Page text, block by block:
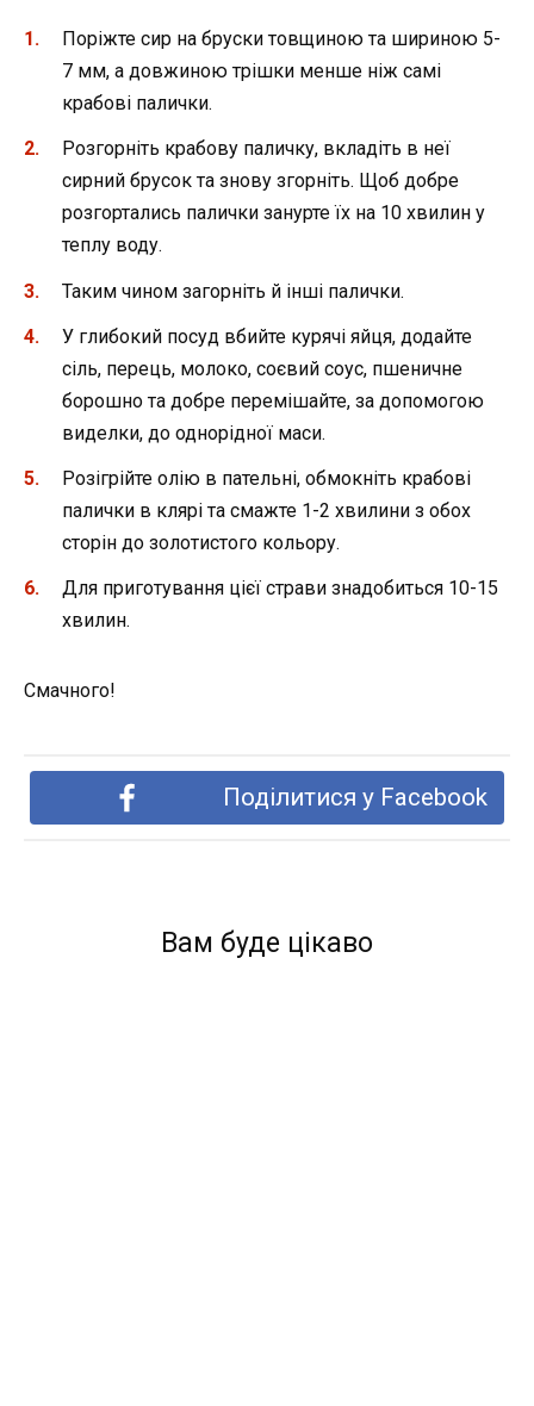
Поріжте сир на бруски товщиною та шириною 5-
7 мм, а довжиною трішки менше ніж самі
крабові палички.
Розгорніть крабову паличку, вкладіть в неї
сирний брусок та знову згорніть. Щоб добре
розгортались палички занурте їх на 10 хвилин у
теплу воду.
Таким чином загорніть й інші палички.
У глибокий посуд вбийте курячі яйця, додайте
сіль, перець, молоко, соєвий соус, пшеничне
борошно та добре перемішайте, за допомогою
виделки, до однорідної маси.
Розігрійте олію в пательні, обмокніть крабові
палички в клярі та смажте 1-2 хвилини з обох
сторін до золотистого кольору.
Для приготування цієї страви знадобиться 10-15
хвилин.
Смачного!
Поділитися у Facebook
Вам буде цікаво